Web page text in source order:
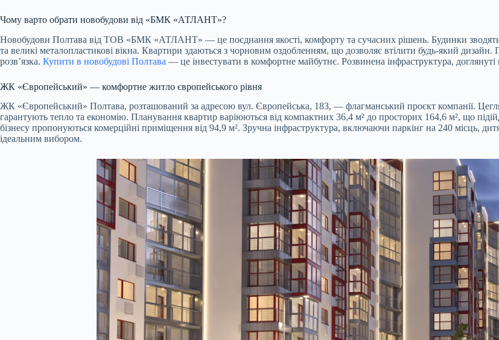
Чому варто обрати новобудови від «БМК «АТЛАНТ»?
Новобудови Полтава від ТОВ «БМК «АТЛАНТ» — це поєднання якості, комфорту та сучасних рішень. Будинки
та великі металопластикові вікна. Квартири здаються з чорновим оздобленням, що дозволяє втілити будь-який
розв’язка. Купити в новобудові Полтава — це інвестувати в комфортне майбутнє. Розвинена інфраструктура, доглянуті
ЖК «Європейський» — комфортне житло європейського рівня
ЖК «Європейський» Полтава, розташований за адресою вул. Європейська, 183, — флагманський проєкт компанії.
гарантують тепло та економію. Планування квартир варіюються від компактних 36,4 м² до просторих 164,6 м², що
бізнесу пропонуються комерційні приміщення від 94,9 м². Зручна інфраструктура, включаючи паркінг на 240 місць,
ідеальним вибором.